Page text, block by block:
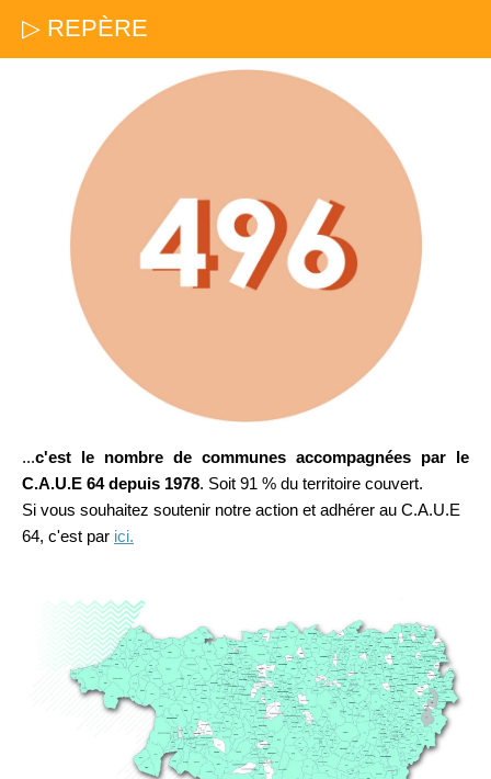
▷ REPÈRE
...c'est le nombre de communes accompagnées par le
C.A.U.E 64 depuis 1978. Soit 91 % du territoire couvert.
Si vous souhaitez soutenir notre action et adhérer au C.A.U.E
64, c'est par ici.